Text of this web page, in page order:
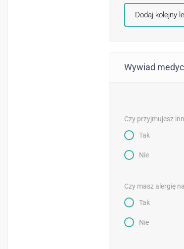
Dodaj kolejny
Wywiad
Czy przyjmujesz
Tak
Nie
Czy masz alergię
Tak
Nie